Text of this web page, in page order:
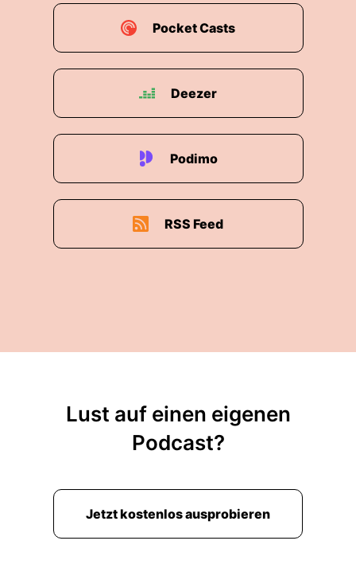
Pocket Casts
Deezer
Podimo
RSS Feed
Lust auf einen eigenen
Podcast?
Jetzt kostenlos ausprobieren